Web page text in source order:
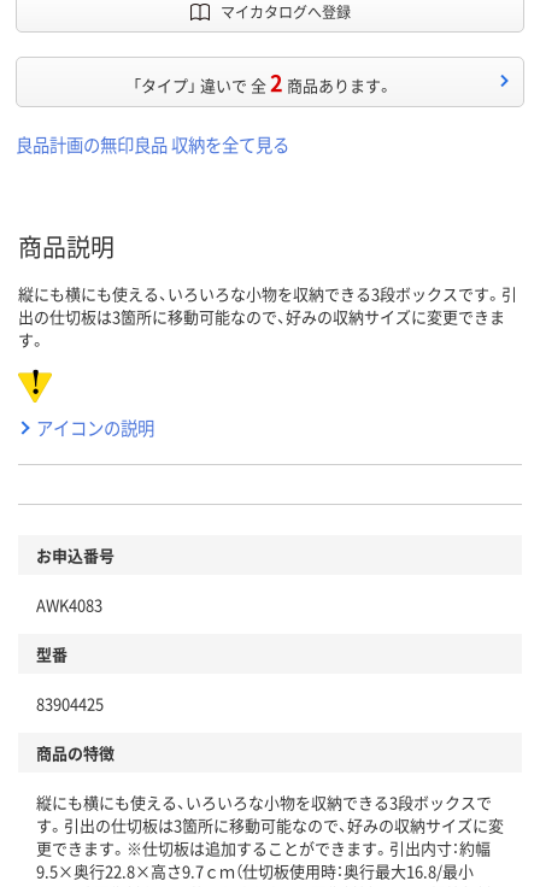
マイカタログへ登録
「タイプ」 違いで 全2 商品あります。
良品計画の無印良品 収納を全て見る
商品説明
縦にも横にも使える、いろいろな小物を収納できる3段ボックスです。引
出の仕切板は3箇所に移動可能なので、好みの収納サイズに変更できま
す。
アイコンの説明
お申込番号
AWK4083
型番
83904425
商品の特徴
縦にも横にも使える、いろいろな小物を収納できる3段ボックスで
す。引出の仕切板は3箇所に移動可能なので、好みの収納サイズに変
更できます。※仕切板は追加することができます。引出内寸：約幅
9.5×奥行22.8×高さ9.7ｃｍ（仕切板使用時：奥行最大16.8/最小